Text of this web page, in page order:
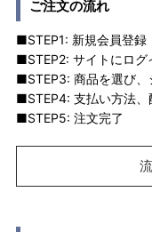
ご注文の流れ
■STEP1: 新規会員登録
■STEP2: サイトにログ
■STEP3: 商品を選び、
■STEP4: 支払い方法、
■STEP5: 注文完了